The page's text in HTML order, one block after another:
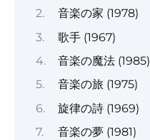
音楽の家 (1978)
歌手 (1967)
音楽の魔法 (1985)
音楽の旅 (1975)
旋律の詩 (1969)
音楽の夢 (1981)